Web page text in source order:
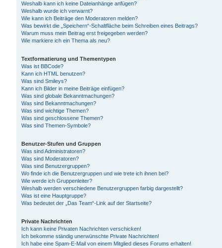
Weshalb kann ich keine Dateianhänge anfügen?
Weshalb wurde ich verwarnt?
Wie kann ich Beiträge den Moderatoren melden?
Was bewirkt die „Speichern“-Schaltfläche beim Schreiben eines Beitrags?
Warum muss mein Beitrag erst freigegeben werden?
Wie markiere ich ein Thema als neu?
Textformatierung und Thementypen
Was ist BBCode?
Kann ich HTML benutzen?
Was sind Smileys?
Kann ich Bilder in meine Beiträge einfügen?
Was sind globale Bekanntmachungen?
Was sind Bekanntmachungen?
Was sind wichtige Themen?
Was sind geschlossene Themen?
Was sind Themen-Symbole?
Benutzer-Stufen und Gruppen
Was sind Administratoren?
Was sind Moderatoren?
Was sind Benutzergruppen?
Wo finde ich die Benutzergruppen und wie trete ich ihnen bei?
Wie werde ich Gruppenleiter?
Weshalb werden verschiedene Benutzergruppen farbig dargestellt?
Was ist eine Hauptgruppe?
Was bedeutet der „Das Team“-Link auf der Startseite?
Private Nachrichten
Ich kann keine Privaten Nachrichten verschicken!
Ich bekomme ständig unerwünschte Private Nachrichten!
Ich habe eine Spam-E-Mail von einem Mitglied dieses Forums erhalten!